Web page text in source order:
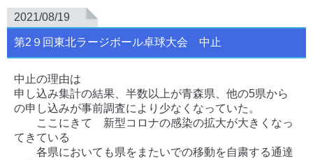
2021/08/19
第2９回東北ラージボール卓球大会 中止
中止の理由は
申し込み集計の結果、半数以上が青森県、他の5県から
の申し込みが事前調査により少なくなっていた。
ここにきて 新型コロナの感染の拡大が大きくなっ
てきている
各県においても県をまたいでの移動を自粛する通達